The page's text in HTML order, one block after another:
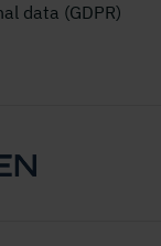
data (GDPR)